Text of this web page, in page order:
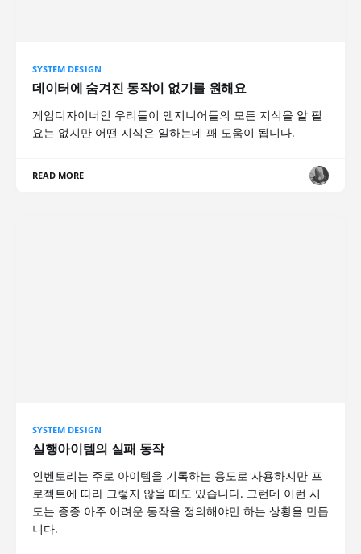
SYSTEM DESIGN
데이터에 숨겨진 동작이 없기를 원해요
게임디자이너인 우리들이 엔지니어들의 모든 지식을 알 필
요는 없지만 어떤 지식은 일하는데 꽤 도움이 됩니다.
READ MORE
SYSTEM DESIGN
실행아이템의 실패 동작
인벤토리는 주로 아이템을 기록하는 용도로 사용하지만 프
로젝트에 따라 그렇지 않을 때도 있습니다. 그런데 이런 시
도는 종종 아주 어려운 동작을 정의해야만 하는 상황을 만듭
니다.